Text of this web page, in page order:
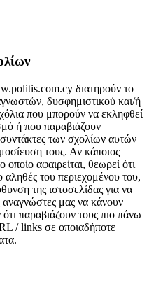
διατηρούν το
δυσφημιστικού και/ή
που μπορούν να εκληφθεί
ή που παραβιάζουν
των σχολίων αυτών
τους. Αν κάποιος
αφαιρείται, θεωρεί ότι
αληθές του περιεχομένου του,
της ιστοσελίδας για να
μας να κάνουν
παραβιάζουν τους πιο πάνω
/ links σε οποιαδήποτε